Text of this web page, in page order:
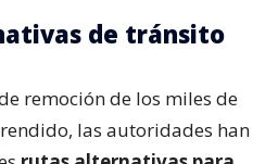
de tránsito
remoción de los miles de
las autoridades han